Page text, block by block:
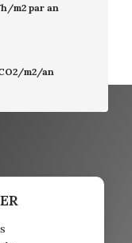
m2 par an
m2/an